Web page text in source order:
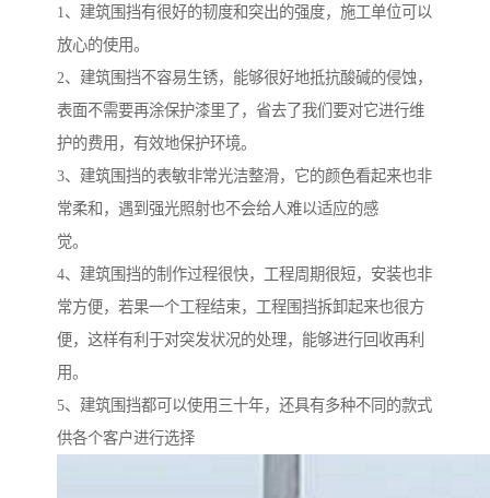
1、建筑围挡有很好的韧度和突出的强度，施工单位可以
放心的使用。
2、建筑围挡不容易生锈，能够很好地抵抗酸碱的侵蚀，
表面不需要再涂保护漆里了，省去了我们要对它进行维
护的费用，有效地保护环境。
3、建筑围挡的表敏非常光洁整滑，它的颜色看起来也非
常柔和，遇到强光照射也不会给人难以适应的感
觉。
4、建筑围挡的制作过程很快，工程周期很短，安装也非
常方便，若果一个工程结束，工程围挡拆卸起来也很方
便，这样有利于对突发状况的处理，能够进行回收再利
用。
5、建筑围挡都可以使用三十年，还具有多种不同的款式
供各个客户进行选择